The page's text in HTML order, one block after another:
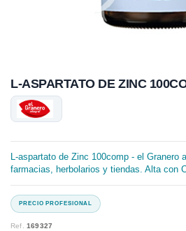
L-ASPARTATO DE ZINC
L-aspartato de Zinc 100comp - el Granero
farmacias, herbolarios y tiendas. Alta con
Ref.169327